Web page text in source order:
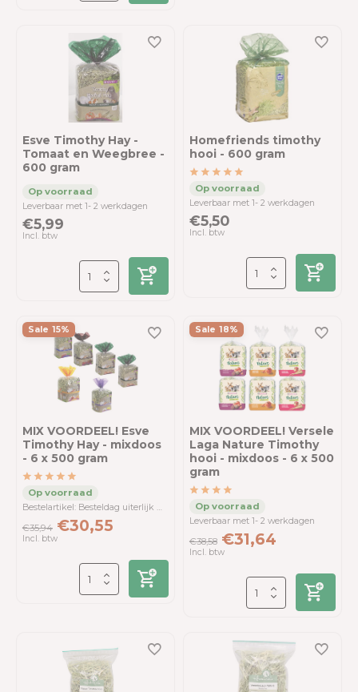
Esve Timothy Hay -
Tomaat en Weegbree -
600 gram
Leverbaar met 1- 2 werkdagen
€5,99
Incl. btw
Homefriends timothy
hooi - 600 gram
Leverbaar met 1- 2 werkdagen
€5,50
Incl. btw
Sale 15%
MIX VOORDEEL! Esve
Timothy Hay - mixdoos
- 6 x 500 gram
Bestelartikel: Besteldag uiterlijk woensdag <11.00 uur - Verzenddag donderdag
€35,94 €30,55
Incl. btw
Sale 18%
MIX VOORDEEL! Versele
Laga Nature Timothy
hooi - mixdoos - 6 x 500
gram
Leverbaar met 1- 2 werkdagen
€38,58 €31,64
Incl. btw